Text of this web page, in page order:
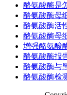
酪氨酸酶是
酪氨酸酶母
酪氨酸酶活
酪氨酸酶母
增强酪氨酸
酪氨酸酶报
酪氨酸酶与
酪氨酸酶检